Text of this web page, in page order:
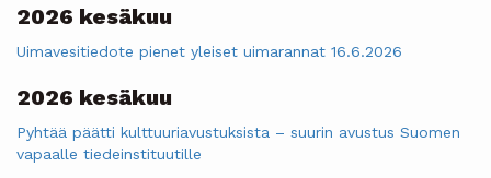
2026 kesäkuu
Uimavesitiedote pienet yleiset uimarannat 16.6.2026
2026 kesäkuu
Pyhtää päätti kulttuuriavustuksista – suurin avustus Suomen
vapaalle tiedeinstituutille